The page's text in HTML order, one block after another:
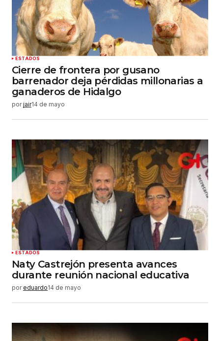
ESTADOS
Cierre de frontera por gusano
barrenador deja pérdidas millonarias a
ganaderos de Hidalgo
por jair14 de mayo
ESTADOS
Naty Castrejón presenta avances
durante reunión nacional educativa
por eduardo14 de mayo